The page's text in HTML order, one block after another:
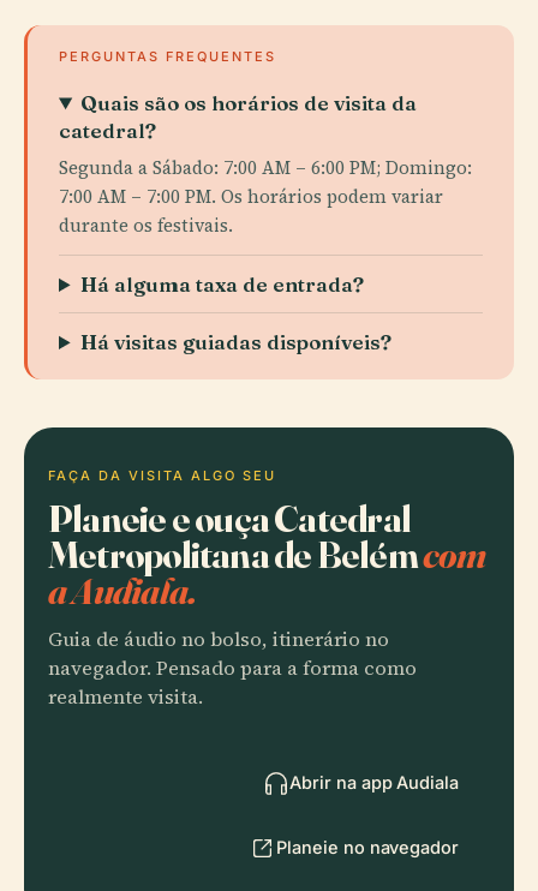
PERGUNTAS FREQUENTES
Quais são os horários de visita da
catedral?
Segunda a Sábado: 7:00 AM – 6:00 PM; Domingo:
7:00 AM – 7:00 PM. Os horários podem variar
durante os festivais.
Há alguma taxa de entrada?
Há visitas guiadas disponíveis?
FAÇA DA VISITA ALGO SEU
Planeie e ouça Catedral
Metropolitana de Belémcom
a Audiala.
Guia de áudio no bolso, itinerário no
navegador. Pensado para a forma como
realmente visita.
Abrir na app Audiala
Planeie no navegador